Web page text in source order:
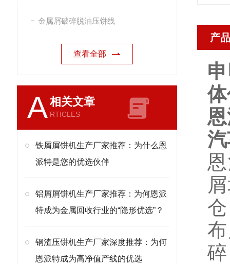
金属屑破碎脱油压饼线
查看全部
A相关文章
RTICLES
铁屑屑饼机生产厂家推荐：为什么恩
派特是您的优选伙伴
铝屑屑饼机生产厂家推荐：为何恩派
特成为金属回收行业的“隐形优选”？
钢渣压饼机生产厂家深度推荐：为何
恩派特成为高净值产线的优选
产